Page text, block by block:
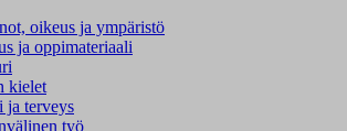
oikeus ja ympäristö
ja oppimateriaali
kielet
ja terveys
työ